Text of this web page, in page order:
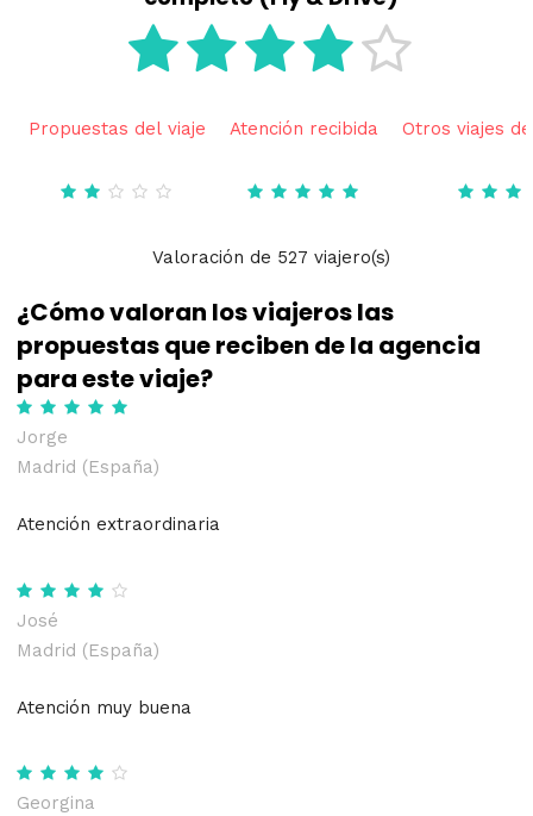
Propuestas del viaje Atención recibida Otros viajes
Valoración de 527 viajero(s)
¿Cómo valoran los viajeros las
propuestas que reciben de la agencia
para este viaje?
Jorge
Madrid (España)
Atención extraordinaria
José
Madrid (España)
Atención muy buena
Georgina